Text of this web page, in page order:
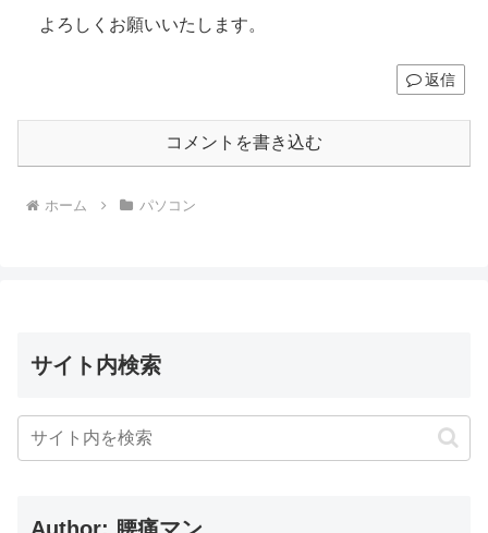
よろしくお願いいたします。
返信
コメントを書き込む
ホーム パソコン
サイト内検索